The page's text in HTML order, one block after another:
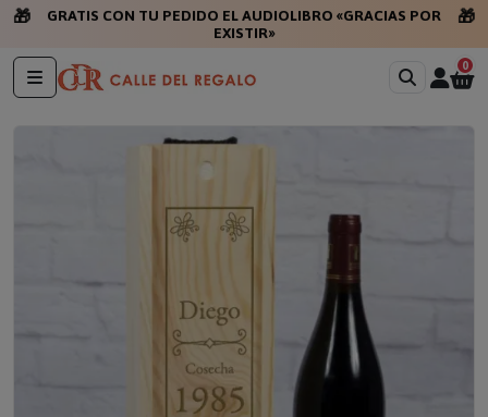
🎁
GRATIS CON TU PEDIDO EL AUDIOLIBRO «GRACIAS POR
EXISTIR»
🎁
0